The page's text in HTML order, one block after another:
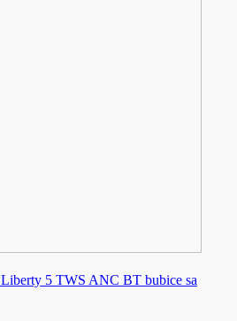
5 TWS ANC BT bubice sa